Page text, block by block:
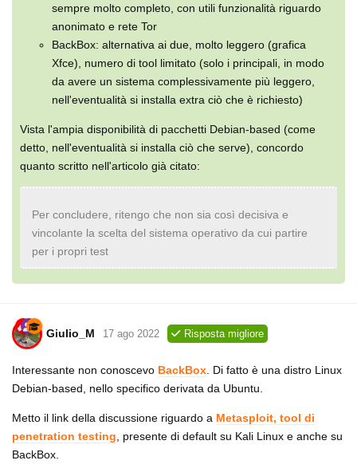
sempre molto completo, con utili funzionalità riguardo
anonimato e rete Tor
BackBox: alternativa ai due, molto leggero (grafica
Xfce), numero di tool limitato (solo i principali, in modo
da avere un sistema complessivamente più leggero,
nell'eventualità si installa extra ciò che è richiesto)
Vista l'ampia disponibilità di pacchetti Debian-based (come
detto, nell'eventualità si installa ciò che serve), concordo
quanto scritto nell'articolo già citato:
Per concludere, ritengo che non sia così decisiva e
vincolante la scelta del sistema operativo da cui partire
per i propri test
Giulio_M 17 ago 2022 Risposta migliore
Interessante non conoscevo BackBox . Di fatto è una distro Linux
Debian-based, nello specifico derivata da Ubuntu.
Metto il link della discussione riguardo a Metasploit, tool di
penetration testing , presente di default su Kali Linux e anche su
BackBox.